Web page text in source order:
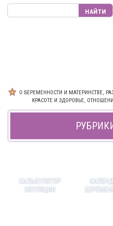
О БЕРЕМЕННОСТИ И МАТЕРИНСТВЕ,
КРАСОТЕ И ЗДОРОВЬЕ,
КАЛЬКУЛЯТОР
ОВУЛЯЦИИ